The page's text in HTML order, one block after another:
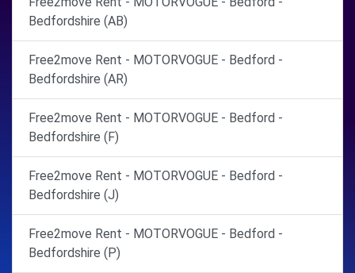
Bedfordshire (AB)
Free2move Rent - MOTORVOGUE - Bedford -
Bedfordshire (AR)
Free2move Rent - MOTORVOGUE - Bedford -
Bedfordshire (F)
Free2move Rent - MOTORVOGUE - Bedford -
Bedfordshire (J)
Free2move Rent - MOTORVOGUE - Bedford -
Bedfordshire (P)